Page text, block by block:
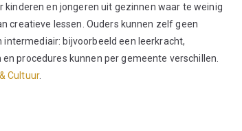
en jongeren uit gezinnen waar te weinig
creatieve lessen. Ouders kunnen zelf geen
bijvoorbeeld een leerkracht,
procedures kunnen per gemeente verschillen.
Cultuur.